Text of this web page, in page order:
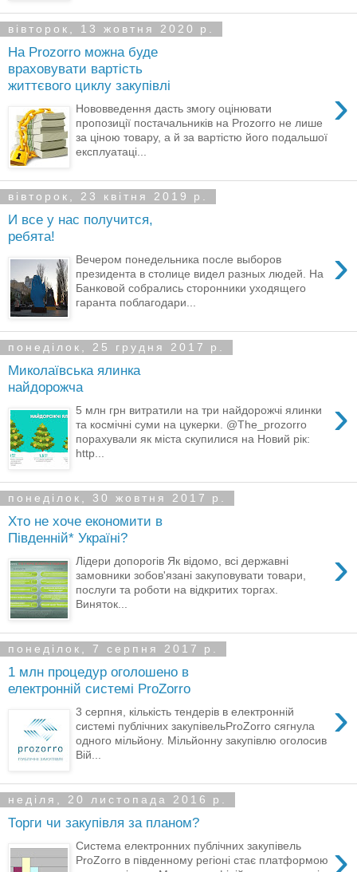
вівторок, 13 жовтня 2020 р.
На Prozorro можна буде
враховувати вартість
життєвого циклу закупівлі
›
Нововведення дасть змогу оцінювати
пропозиції постачальників на Prozorro не лише
за ціною товару, а й за вартістю його подальшої
експлуатаці...
вівторок, 23 квітня 2019 р.
И все у нас получится,
ребята!
›
Вечером понедельника после выборов
президента в столице видел разных людей. На
Банковой собрались сторонники уходящего
гаранта поблагодари...
понеділок, 25 грудня 2017 р.
Миколаївська ялинка
найдорожча
›
5 млн грн витратили на три найдорожчі ялинки
та космічні суми на цукерки. @The_prozorro
порахували як міста скупилися на Новий рік:
http...
понеділок, 30 жовтня 2017 р.
Хто не хоче економити в
Південній* Україні?
›
Лідери допорогів Як відомо, всі державні
замовники зобов'язані закуповувати товари,
послуги та роботи на відкритих торгах.
Виняток...
понеділок, 7 серпня 2017 р.
1 млн процедур оголошено в
електронній системі ProZorro
›
3 серпня, кількість тендерів в електронній
системі публічних закупівельProZorro сягнула
одного мільйону. Мільйонну закупівлю оголосив
Вій...
неділя, 20 листопада 2016 р.
Торги чи закупівля за планом?
Система електронних публічних закупівель
ProZorro в південному регіоні стає платформою